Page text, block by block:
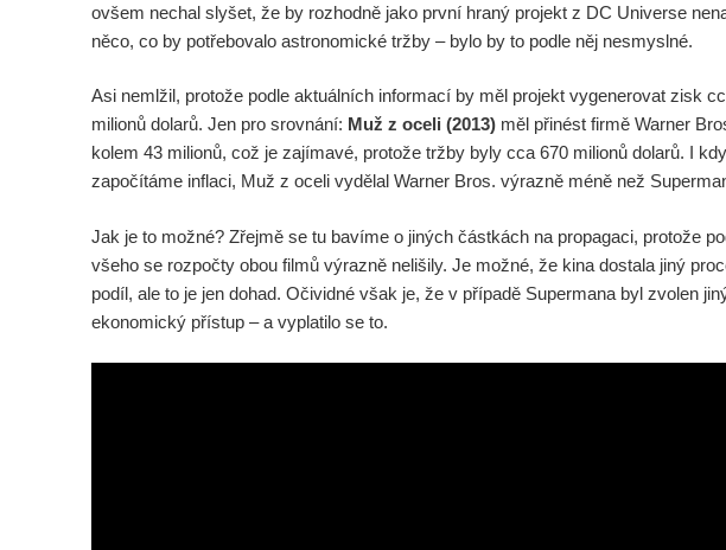
ovšem nechal slyšet, že by rozhodně jako první hraný projekt z DC Universe
něco, co by potřebovalo astronomické tržby – bylo by to podle něj nesmyslné.
Asi nemlžil, protože podle aktuálních informací by měl projekt vygenerovat zisk
milionů dolarů. Jen pro srovnání: Muž z oceli (2013) měl přinést firmě Warner
kolem 43 milionů, což je zajímavé, protože tržby byly cca 670 milionů dolarů. I
započítáme inflaci, Muž z oceli vydělal Warner Bros. výrazně méně než
Jak je to možné? Zřejmě se tu bavíme o jiných částkách na propagaci, protože
všeho se rozpočty obou filmů výrazně nelišily. Je možné, že kina dostala jiný
podíl, ale to je jen dohad. Očividné však je, že v případě Supermana byl zvolen
ekonomický přístup – a vyplatilo se to.